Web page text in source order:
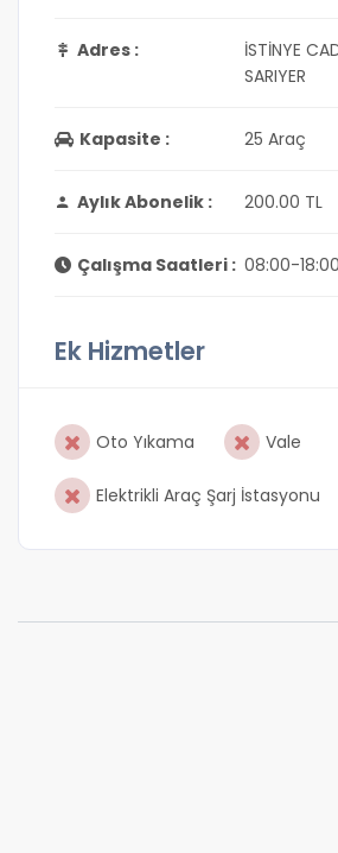
Adres :
İSTİNYE
SARIYER
Kapasite : 25 Araç
Aylık Abonelik : 200.00 TL
Çalışma Saatleri : 08:00-18:00
Ek Hizmetler
Oto Yıkama Vale
Elektrikli Araç Şarj İstasyonu